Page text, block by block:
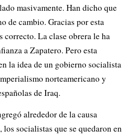
masivamente. Han dicho que
de cambio. Gracias por esta
correcto. La clase obrera le ha
a Zapatero. Pero esta
la idea de un gobierno socialista
norteamericano y
de Iraq.
alrededor de la causa
los socialistas que se quedaron en